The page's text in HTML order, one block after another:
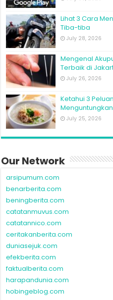
Lihat 3 Cara
Tiba-tiba
July 28, 2026
Mengenal
Terbaik di
July 26, 2026
Ketahui 3
July 25, 2026
Our Network
arsipumum.com
benarberita.com
beningberita.com
catatanmuvus.com
catatannico.com
ceritakanberita.com
duniasejuk.com
efekberita.com
faktualberita.com
harapandunia.com
hobingeblog.com